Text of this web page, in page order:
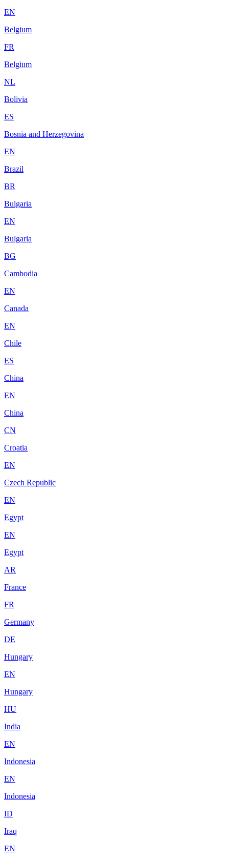
EN
Belgium
FR
Belgium
NL
Bolivia
ES
Bosnia and Herzegovina
EN
Brazil
BR
Bulgaria
EN
Bulgaria
BG
Cambodia
EN
Canada
EN
Chile
ES
China
EN
China
CN
Croatia
EN
Czech Republic
EN
Egypt
EN
Egypt
AR
France
FR
Germany
DE
Hungary
EN
Hungary
HU
India
EN
Indonesia
EN
Indonesia
ID
Iraq
EN